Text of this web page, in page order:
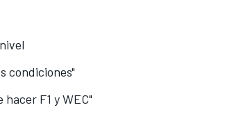
condiciones"
F1 y WEC"